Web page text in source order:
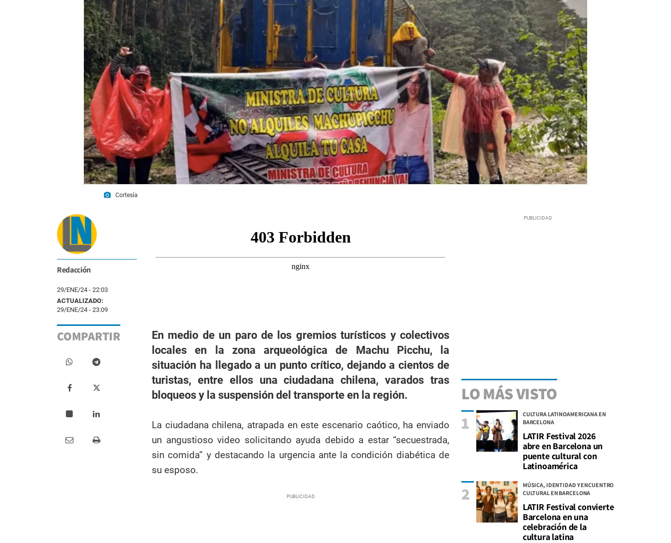
photo_camera Cortesía
Redacción
29/ENE/24 - 22:03
ACTUALIZADO:
29/ENE/24 - 23:09
COMPARTIR
En medio de un paro de los gremios turísticos y colectivos
locales en la zona arqueológica de Machu Picchu, la
situación ha llegado a un punto crítico, dejando a cientos de
turistas, entre ellos una ciudadana chilena, varados tras
bloqueos y la suspensión del transporte en la región.
La ciudadana chilena, atrapada en este escenario caótico, ha enviado
un angustioso video solicitando ayuda debido a estar “secuestrada,
sin comida” y destacando la urgencia ante la condición diabética de
su esposo.
LO MÁS VISTO
CULTURA LATINOAMERICANA EN
BARCELONA
LATIR Festival 2026
abre en Barcelona un
puente cultural con
Latinoamérica
1
MÚSICA, IDENTIDAD Y ENCUENTRO
CULTURAL EN BARCELONA
LATIR Festival convierte
Barcelona en una
celebración de la
cultura latina
2